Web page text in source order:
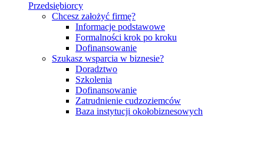
Przedsiębiorcy
Chcesz założyć firmę?
Informacje podstawowe
Formalności krok po kroku
Dofinansowanie
Szukasz wsparcia w biznesie?
Doradztwo
Szkolenia
Dofinansowanie
Zatrudnienie cudzoziemców
Baza instytucji okołobiznesowych